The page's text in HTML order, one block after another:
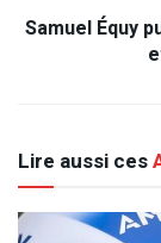
Samuel Équy
Lire aussi ces